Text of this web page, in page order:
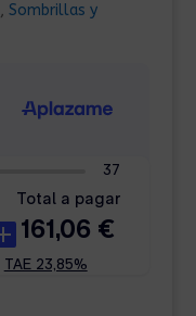
, Sombrillas y